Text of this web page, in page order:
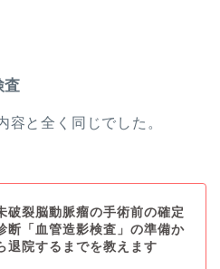
査
容と全く同じでした。
破裂脳動脈瘤の手術前の確定
断「血管造影検査」の準備か
退院するまでを教えます